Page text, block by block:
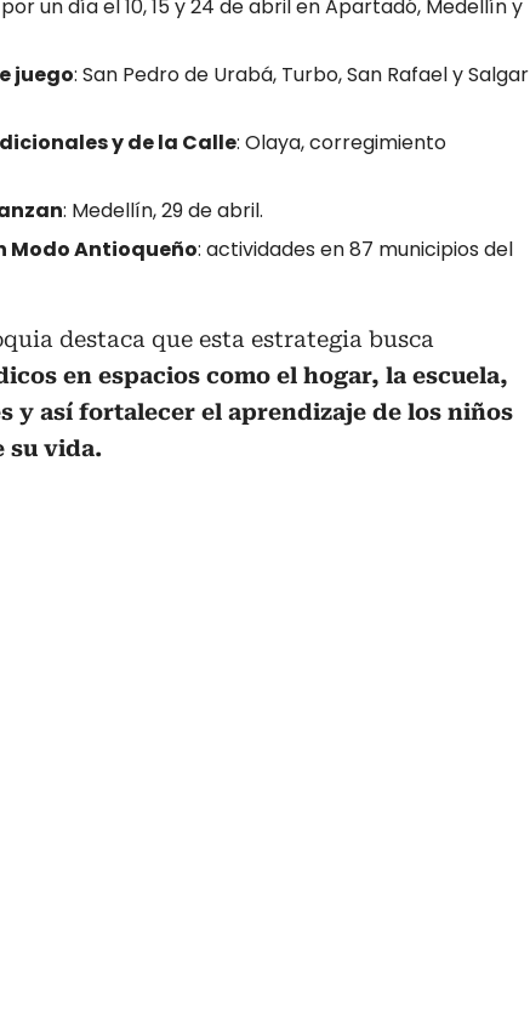
un día el 10, 15 y 24 de abril en Apartadó, Medellín y
juego: San Pedro de Urabá, Turbo, San Rafael y Salgar
y de la Calle: Olaya, corregimiento
: Medellín, 29 de abril.
Modo Antioqueño: actividades en 87 municipios del
destaca que esta estrategia busca
en espacios como el hogar, la escuela,
y así fortalecer el aprendizaje de los niños
su vida.